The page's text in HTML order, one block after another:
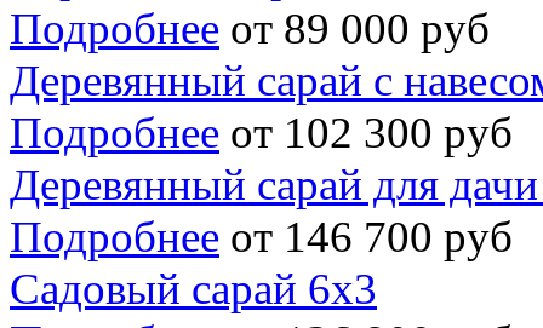
Подробнее от 89 000 руб
Деревянный сарай с
Подробнее от 102 300 руб
Деревянный сарай для
Подробнее от 146 700 руб
Садовый сарай 6х3